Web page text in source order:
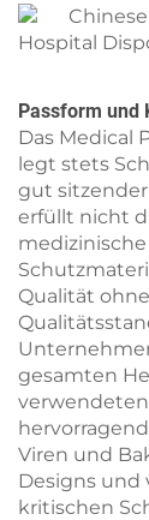
Passform und
Das Medical
legt stets
gut
erfüllt nicht
Qualität
gesamten
Viren und
Designs und
kritischen